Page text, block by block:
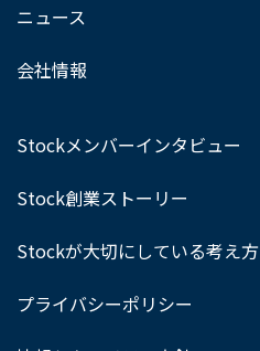
ニュース
会社情報
Stockメンバーインタビュー
Stock創業ストーリー
Stockが大切にしている考え方
プライバシーポリシー